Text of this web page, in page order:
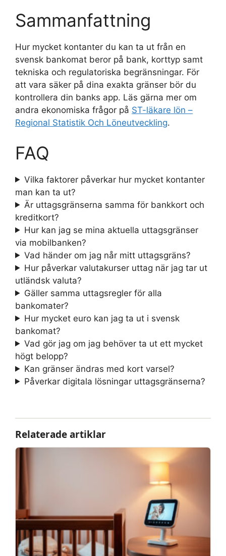
Sammanfattning
Hur mycket kontanter du kan ta ut från en
svensk bankomat beror på bank, korttyp samt
tekniska och regulatoriska begränsningar. För
att vara säker på dina exakta gränser bör du
kontrollera din banks app. Läs gärna mer om
andra ekonomiska frågor på ST-läkare lön –
Regional Statistik Och Löneutveckling.
FAQ
Vilka faktorer påverkar hur mycket kontanter
man kan ta ut?
Är uttagsgränserna samma för bankkort och
kreditkort?
Hur kan jag se mina aktuella uttagsgränser
via mobilbanken?
Vad händer om jag når mitt uttagsgräns?
Hur påverkar valutakurser uttag när jag tar ut
utländsk valuta?
Gäller samma uttagsregler för alla
bankomater?
Hur mycket euro kan jag ta ut i svensk
bankomat?
Vad gör jag om jag behöver ta ut ett mycket
högt belopp?
Kan gränser ändras med kort varsel?
Påverkar digitala lösningar uttagsgränserna?
Relaterade artiklar